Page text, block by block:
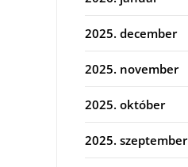
2025. december
2025. november
2025. október
2025. szeptember